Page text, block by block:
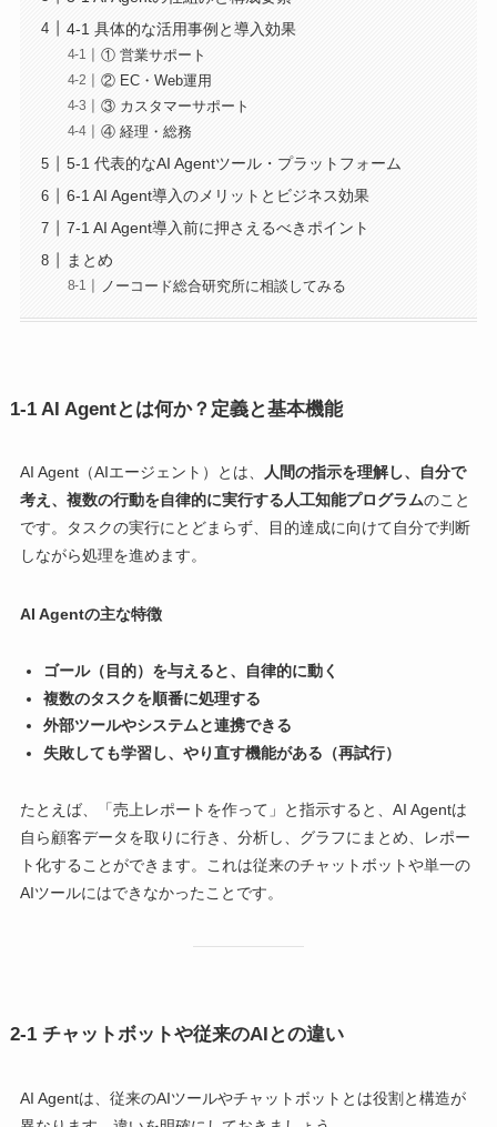
4-1 具体的な活用事例と導入効果
① 営業サポート
② EC・Web運用
③ カスタマーサポート
④ 経理・総務
5-1 代表的なAI Agentツール・プラットフォーム
6-1 AI Agent導入のメリットとビジネス効果
7-1 AI Agent導入前に押さえるべきポイント
まとめ
ノーコード総合研究所に相談してみる
1-1 AI Agentとは何か？定義と基本機能
AI Agent（AIエージェント）とは、
人間の指示を理解し、自分で
考え、複数の行動を自律的に実行する人工知能プログラムのこと
です。タスクの実行にとどまらず、目的達成に向けて自分で判断
しながら処理を進めます。
AI Agentの主な特徴
ゴール（目的）を与えると、自律的に動く
複数のタスクを順番に処理する
外部ツールやシステムと連携できる
失敗しても学習し、やり直す機能がある（再試行）
たとえば、「売上レポートを作って」と指示すると、AI Agentは
自ら顧客データを取りに行き、分析し、グラフにまとめ、レポー
ト化することができます。これは従来のチャットボットや単一の
AIツールにはできなかったことです。
2-1 チャットボットや従来のAIとの違い
AI Agentは、従来のAIツールやチャットボットとは役割と構造が